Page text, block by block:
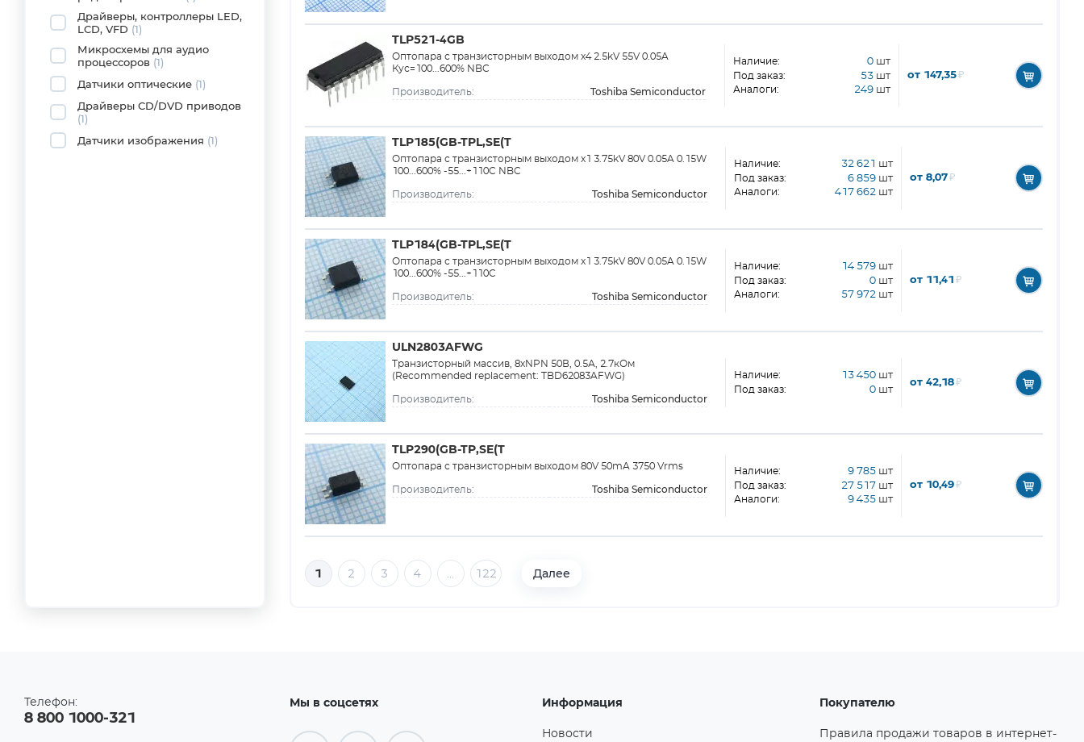
Драйверы, контроллеры LED,
LCD, VFD (1)
Микросхемы для аудио
процессоров (1)
Датчики оптические (1)
Драйверы CD/DVD приводов
(1)
Датчики изображения (1)
TLP521-4GB
Оптопара с транзисторным выходом x4 2.5kV 55V 0.05A
Кус=100...600% NBC
Производитель: Toshiba Semiconductor
Наличие: 0 шт
Под заказ: 53 шт
Аналоги: 249 шт
от 147,35₽
TLP185(GB-TPL,SE(T
Оптопара с транзисторным выходом x1 3.75kV 80V 0.05A 0.15W
100...600% -55...+110C NBC
Производитель: Toshiba Semiconductor
Наличие: 32 621 шт
Под заказ: 6 859 шт
Аналоги: 417 662 шт
от 8,07₽
TLP184(GB-TPL,SE(T
Оптопара с транзисторным выходом x1 3.75kV 80V 0.05A 0.15W
100...600% -55...+110C
Производитель: Toshiba Semiconductor
Наличие: 14 579 шт
Под заказ: 0 шт
Аналоги: 57 972 шт
от 11,41 ₽
ULN2803AFWG
Транзисторный массив, 8xNPN 50В, 0.5А, 2.7кОм
(Recommended replacement: TBD62083AFWG)
Производитель: Toshiba Semiconductor
Наличие: 13 450 шт
Под заказ: 0 шт
от 42,18₽
TLP290(GB-TP,SE(T
Оптопара с транзисторным выходом 80V 50mA 3750 Vrms
Производитель: Toshiba Semiconductor
Наличие: 9 785 шт
Под заказ: 27 517 шт
Аналоги: 9 435 шт
от 10,49₽
1 2 3 4 ... 122 Далее
Телефон:
8 800 1000-321
Мы в соцсетях Информация
Новости
Покупателю
Правила продажи товаров в интернет-